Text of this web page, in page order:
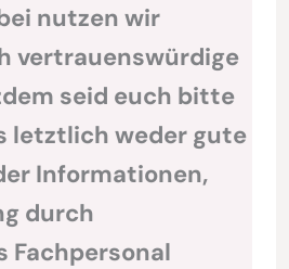
nutzen wir
vertrauenswürdige
seid euch bitte
letztlich weder gute
Informationen,
durch
Fachpersonal